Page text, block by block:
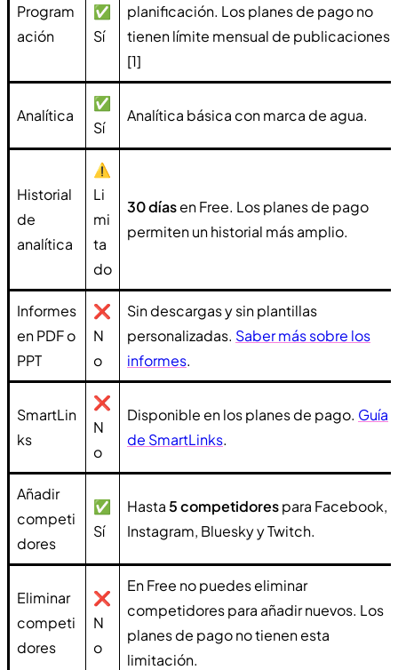
Program
ación
✅
Sí
planificación. Los planes de pago no
tienen límite mensual de publicaciones.
[1]
Analítica
✅
Sí
Analítica básica con marca de agua.
Historial
de
analítica
⚠️
Li
mi
ta
do
30 díasen Free. Los planes de pago
permiten un historial más amplio.
Informes
en PDF o
PPT
❌
N
o
Sin descargas y sin plantillas
personalizadas. Saber más sobre los
informes.
SmartLin
ks
❌
N
o
Disponible en los planes de pago. Guía
de SmartLinks.
Añadir
competi
dores
✅
Sí
Hasta5 competidorespara Facebook,
Instagram, Bluesky y Twitch.
Eliminar
competi
dores
❌
N
o
En Free no puedes eliminar
competidores para añadir nuevos. Los
planes de pago no tienen esta
limitación.